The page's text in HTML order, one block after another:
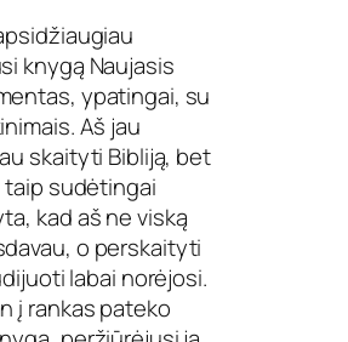
knygą Naujasis
ypatingai, su
Aš jau
skaityti Bibliją, bet
taip sudėtingai
kad aš ne viską
o perskaityti
labai norėjosi.
į rankas pateko